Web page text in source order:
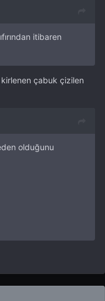
itibaren
çabuk çizilen
olduğunu